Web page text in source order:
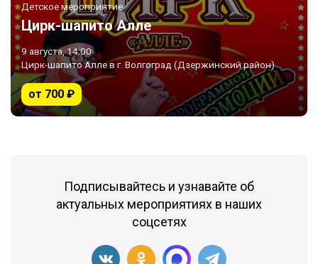
Детское мероприятие
Цирк-шапито Алле
9 августа, 14:00
Цирк-шапито Алле в г. Волгоград (Дзержинский район)
от 700 ₽
Подписывайтесь и узнавайте об
актуальных мероприятиях в наших
соцсетях